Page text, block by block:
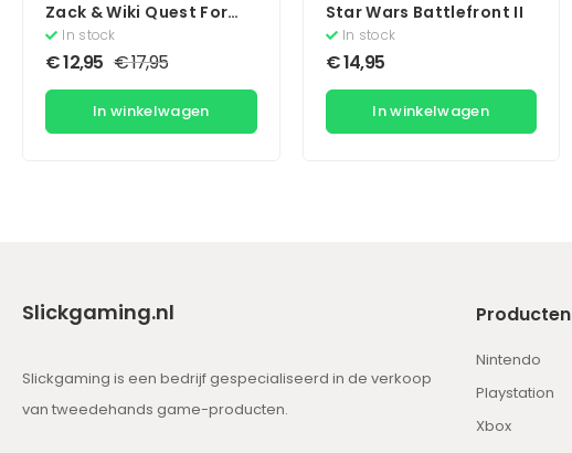
Zack & Wiki Quest For
Barbaros Treasure
In stock
€12,95 €17,95
In winkelwagen
Star Wars Battlefront II
In stock
€14,95
In winkelwagen
Slickgaming.nl
Slickgaming is een bedrijf gespecialiseerd in de verkoop
van tweedehands game-producten.
Producten
Nintendo
Playstation
Xbox